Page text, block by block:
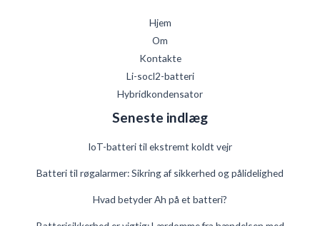
Hjem
Om
Kontakte
Li-socl2-batteri
Hybridkondensator
Seneste indlæg
IoT-batteri til ekstremt koldt vejr
Batteri til røgalarmer: Sikring af sikkerhed og pålidelighed
Hvad betyder Ah på et batteri?
German